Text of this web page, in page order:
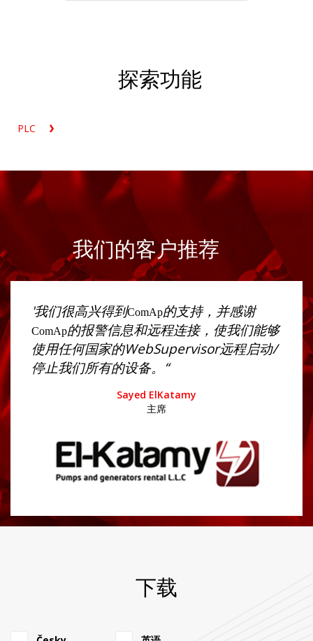
探索功能
PLC
我们的客户推荐
'我们很高兴得到ComAp的支持，并感谢
ComAp的报警信息和远程连接，使我们能够
使用任何国家的WebSupervisor远程启动/
停止我们所有的设备。“
Sayed ElKatamy
主席
下载